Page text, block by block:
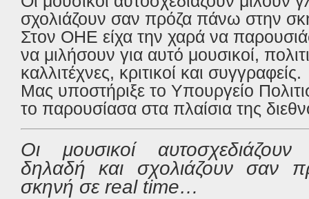
σχολιάζουν σαν πρόζα πάνω στην
Στον ΟΗΕ είχα την χαρά να
να μιλήσουν για αυτό μουσικοί,
καλλιτέχνες, κριτικοί και συγγραφείς.
Μας υποστήριξε το Υπουργείο
το παρουσίασα στα πλαίσια της
Οι μουσικοί
δηλαδή και σχολιάζουν σαν
σκηνή σε real time…